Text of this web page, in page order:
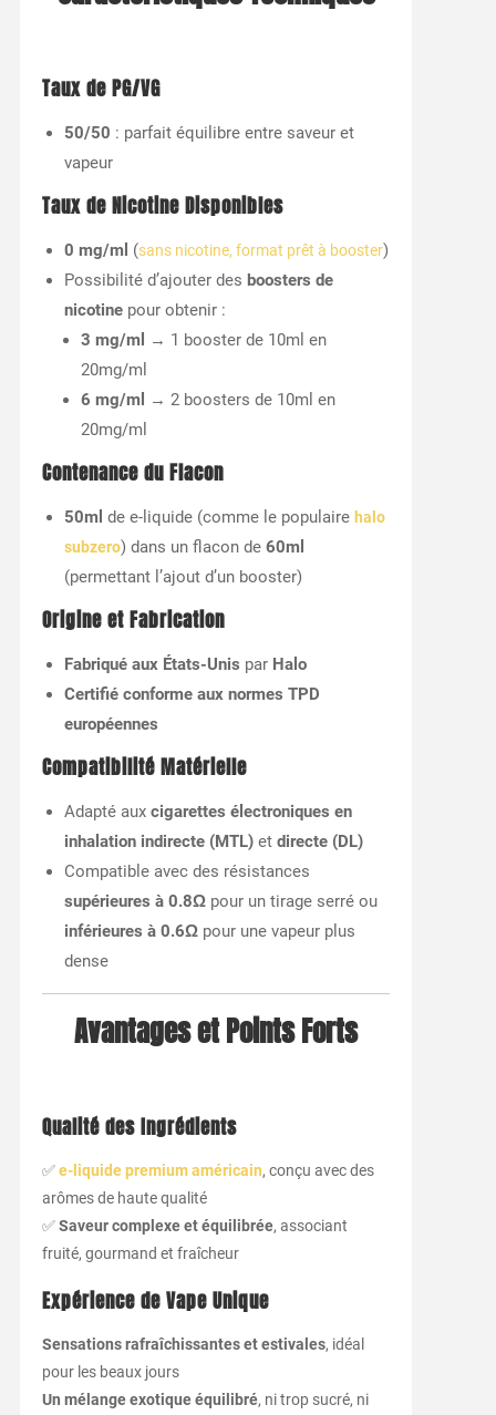
Taux de PG/VG
50/50 : parfait équilibre entre saveur et
vapeur
Taux de Nicotine Disponibles
0 mg/ml (sans nicotine, format prêt à booster)
Possibilité d’ajouter des boosters de
nicotinepour obtenir :
3 mg/ml
→ 1 booster de 10ml en
20mg/ml
6 mg/ml
→ 2 boosters de 10ml en
20mg/ml
Contenance du Flacon
50ml de e-liquide (comme le populaire halo
subzero) dans un flacon de 60ml
(permettant l’ajout d’un booster)
Origine et Fabrication
Fabriqué aux États-Unis par Halo
Certifié conforme aux normes TPD
européennes
Compatibilité Matérielle
Adapté aux cigarettes électroniques en
inhalation indirecte (MTL)et directe (DL)
Compatible avec des résistances
supérieures à 0.8Ωpour un tirage serré ou
inférieures à 0.6Ωpour une vapeur plus
dense
Avantages et Points Forts
Qualité des Ingrédients
✅e-liquide premium américain, conçu avec des
arômes de haute qualité
✅Saveur complexe et équilibrée, associant
fruité, gourmand et fraîcheur
Expérience de Vape Unique
Sensations rafraîchissantes et estivales, idéal
pour les beaux jours
Un mélange exotique équilibré, ni trop sucré, ni